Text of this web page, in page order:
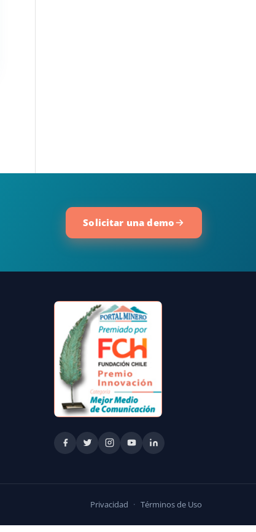
Solicitar una demo
Privacidad · Términos de Uso